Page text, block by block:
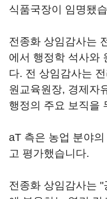
식품국장이 임명됐
전종화 상임감사는
에서 행정학 석사와
다. 전 상임감사는
원교육원장, 경제자
행정의 주요 보직을
aT 측은 농업 분야
고 평가했습니다.
전종화 상임감사는